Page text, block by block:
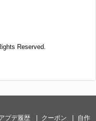
Reserved.
プデ履歴 クーポン 自作